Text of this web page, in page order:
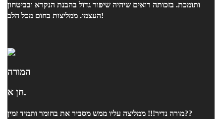
ותומכת. בזכותה רואים שיהיה שיפור גדול בהבנת הנקרא ובביטחון
העצמי. ממליצות בחום מכל הלב!
המורה
חן א.
מורה נדיר!!! ממליצה עליו ממש מסביר את בחומר ותמיד זמין??